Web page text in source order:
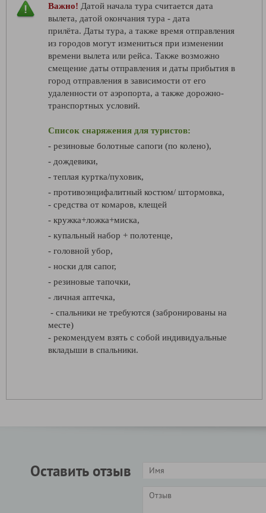
Важно! Датой начала тура считается дата
вылета, датой окончания тура - дата
прилёта. Даты тура, а также время отправления
из городов могут измениться при изменении
времени вылета или рейса. Также возможно
смещение даты отправления и даты прибытия в
город отправления в зависимости от его
удаленности от аэропорта, а также дорожно-
транспортных условий.
Список снаряжения для туристов:
- резиновые болотные сапоги (по колено),
- дождевики,
- теплая куртка/пуховик,
- противоэнцифалитный костюм/ штормовка,
- средства от комаров, клещей
- кружка+ложка+миска,
- купальный набор + полотенце,
- головной убор,
- носки для сапог,
- резиновые тапочки,
- личная аптечка,
- спальники не требуются (забронированы на
месте)
- рекомендуем взять с собой индивидуальные
вкладыши в спальники.
Оставить отзыв